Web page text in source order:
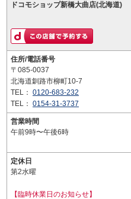
ドコモショップ新橋大曲店(北海道)
住所/電話番号
〒085-0037
北海道釧路市柳町10-7
TEL： 0120-683-232
TEL： 0154-31-3737
営業時間
午前9時〜午後6時
定休日
第2水曜
【臨時休業日のお知らせ】